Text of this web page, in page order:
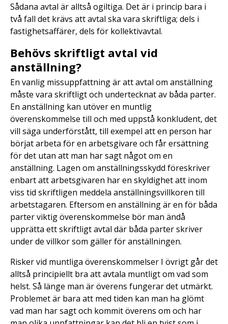
Sådana avtal är alltså ogiltiga. Det är i princip bara i
två fall det krävs att avtal ska vara skriftliga; dels i
fastighetsaffärer, dels för kollektivavtal.
Behövs skriftligt avtal vid
anställning?
En vanlig missuppfattning är att avtal om anställning
måste vara skriftligt och undertecknat av båda parter.
En anställning kan utöver en muntlig
överenskommelse till och med uppstå konkludent, det
vill säga underförstått, till exempel att en person har
börjat arbeta för en arbetsgivare och får ersättning
för det utan att man har sagt något om en
anställning. Lagen om anställningsskydd föreskriver
enbart att arbetsgivaren har en skyldighet att inom
viss tid skriftligen meddela anställningsvillkoren till
arbetstagaren. Eftersom en anställning är en för båda
parter viktig överenskommelse bör man ändå
upprätta ett skriftligt avtal där båda parter skriver
under de villkor som gäller för anställningen.
Risker vid muntliga överenskommelser I övrigt går det
alltså principiellt bra att avtala muntligt om vad som
helst. Så länge man är överens fungerar det utmärkt.
Problemet är bara att med tiden kan man ha glömt
vad man har sagt och kommit överens om och har